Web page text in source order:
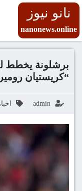
نانو نيوز
nanonews.online
برشلونة يخطط
“كريستيان
admin